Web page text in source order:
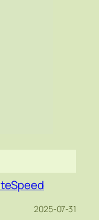
2025-07-31